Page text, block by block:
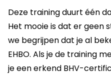
Deze training duurt één
Het mooie is dat er geen
we begrijpen dat je al
EHBO. Als je de training
je een erkend BHV-